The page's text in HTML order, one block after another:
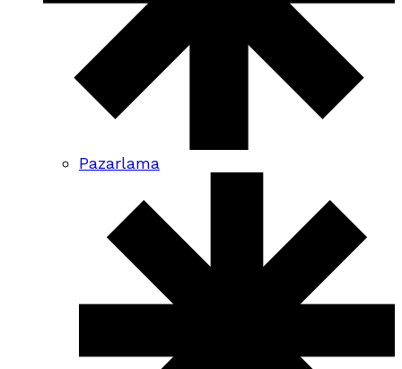
Pazarlama